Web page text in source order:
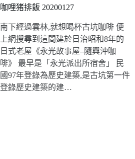
咖哩猪排飯 20200127
南下經過雲林,就想喝杯古坑咖啡 便
上網搜尋到這間建於日治昭和8年的
日式老屋《永光故事屋–隨興沖咖
啡》 最早是「永光派出所宿舍」 民
國97年登錄為歷史建築,是古坑第一件
登錄歷史建築的建…